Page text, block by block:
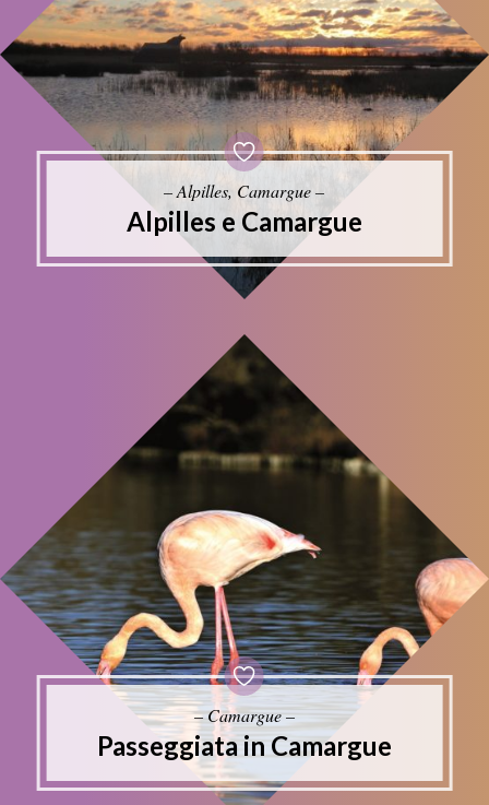
– Alpilles, Camargue –
Alpilles e Camargue
– Camargue –
Passeggiata in Camargue